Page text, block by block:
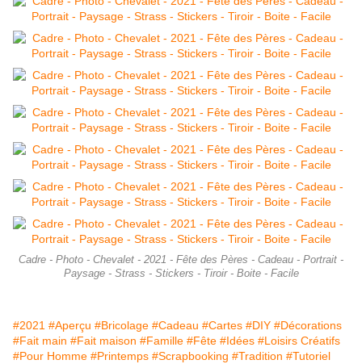
Cadre - Photo - Chevalet - 2021 - Fête des Pères - Cadeau - Portrait -
Paysage - Strass - Stickers - Tiroir - Boite - Facile
#2021 #Aperçu #Bricolage #Cadeau #Cartes #DIY #Décorations
#Fait main #Fait maison #Famille #Fête #Idées #Loisirs Créatifs
#Pour Homme #Printemps #Scrapbooking #Tradition #Tutoriel